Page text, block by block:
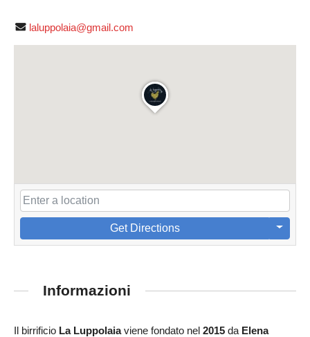
laluppolaia@gmail.com
Get Directions
Informazioni
Il birrificio La Luppolaiaviene fondato nel 2015 da Elena